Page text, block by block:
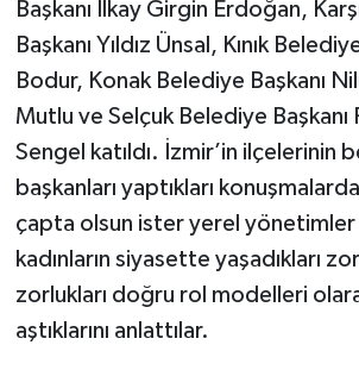
Başkanı İlkay Girgin Erdoğan,
Başkanı Yıldız Ünsal, Kınık
Bodur, Konak Belediye Başkanı
Mutlu ve Selçuk Belediye
Sengel katıldı. İzmir’in ilçelerinin
başkanları yaptıkları
çapta olsun ister yerel yönetimler
kadınların siyasette yaşadıkları
zorlukları doğru rol modelleri
aştıklarını anlattılar.